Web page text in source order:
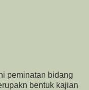
peminatan bidang
bentuk kajian